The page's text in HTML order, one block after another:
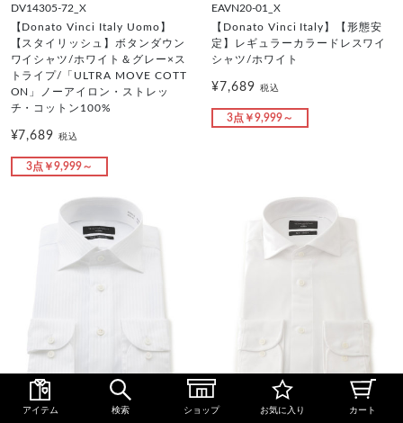
DV14305-72_X
【Donato Vinci Italy Uomo】
【スタイリッシュ】ボタンダウン
ワイシャツ/ホワイト＆グレー×ス
トライプ/「ULTRA MOVE COTT
ON」ノーアイロン・ストレッ
チ・コットン100%
¥7,689税込
3点￥9,999～
EAVN20-01_X
【Donato Vinci Italy】【形態安
定】レギュラーカラードレスワイ
シャツ/ホワイト
¥7,689 税込
3点￥9,999～
EAVN21-01_X
EWVN01-01_X
アイテム 検索 ショップ お気に入り カート